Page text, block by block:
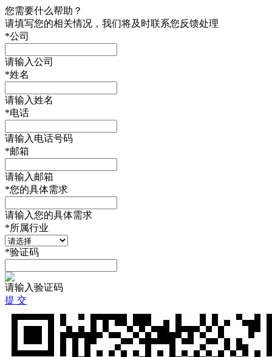
您需要什么帮助？
请填写您的相关情况，我们将及时联系您反馈处理
*公司
请输入公司
*姓名
请输入姓名
*电话
请输入电话号码
*邮箱
请输入邮箱
*您的具体需求
请输入您的具体需求
*所属行业
*验证码
请输入验证码
提 交